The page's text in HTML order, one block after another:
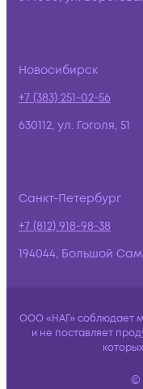
Новосибирск
+7 (383) 251-02-56
630112, ул. Гоголя, 51
Санкт-Петербург
+7 (812) 918-98-38
194044, Большой
ООО «НАГ» соблюдает
и не поставляет
©